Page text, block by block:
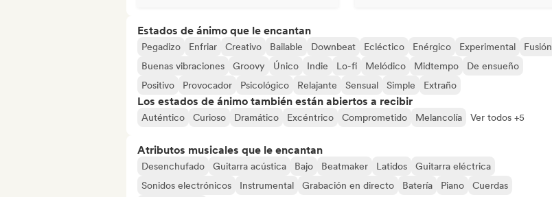
Estados de ánimo que le encantan
Pegadizo Enfriar Creativo Bailable Downbeat Ecléctico Enérgico Experimental
Fusión
Buenas vibraciones
Groovy Único Indie Lo-fi Melódico Midtempo
De ensueño
Positivo
Provocador Psicológico Relajante Sensual Simple Extraño
Los estados de ánimo también están abiertos a recibir
Auténtico Curioso Dramático Excéntrico Comprometido Melancolía Ver todos +5
Atributos musicales que le encantan
Desenchufado Guitarra acústica Bajo Beatmaker Latidos
Guitarra eléctrica
Sonidos electrónicos
Instrumental Grabación en directo Batería Piano
Cuerdas